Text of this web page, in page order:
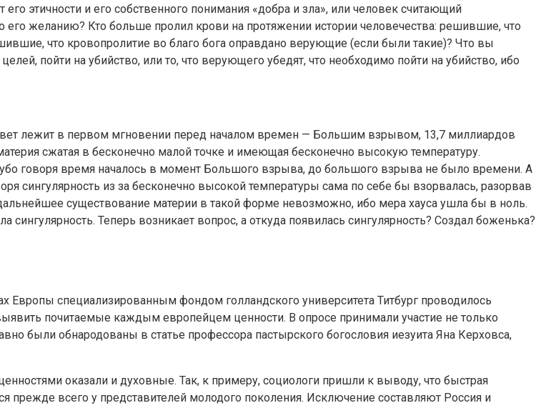
этичности и его собственного понимания «добра и зла», или человек считающий
желанию? Кто больше пролил крови на протяжении истории человечества: решившие, что
что кровопролитие во благо бога оправдано верующие (если были такие)? Что вы
пойти на убийство, или то, что верующего убедят, что необходимо пойти на убийство, ибо
лежит в первом мгновении перед началом времен — Большим взрывом, 13,7 миллиардов
сжатая в бесконечно малой точке и имеющая бесконечно высокую температуру.
говоря время началось в момент Большого взрыва, до большого взрыва не было времени. А
сингулярность из за бесконечно высокой температуры сама по себе бы взорвалась, разорвав
существование материи в такой форме невозможно, ибо мера хауса ушла бы в ноль.
Теперь возникает вопрос, а откуда появилась сингулярность? Создал боженька?
Европы специализированным фондом голландского университета Титбург проводилось
почитаемые каждым европейцем ценности. В опросе принимали участие не только
были обнародованы в статье профессора пастырского богословия иезуита Яна Керховса,
оказали и духовные. Так, к примеру, социологи пришли к выводу, что быстрая
всего у представителей молодого поколения. Исключение составляют Россия и